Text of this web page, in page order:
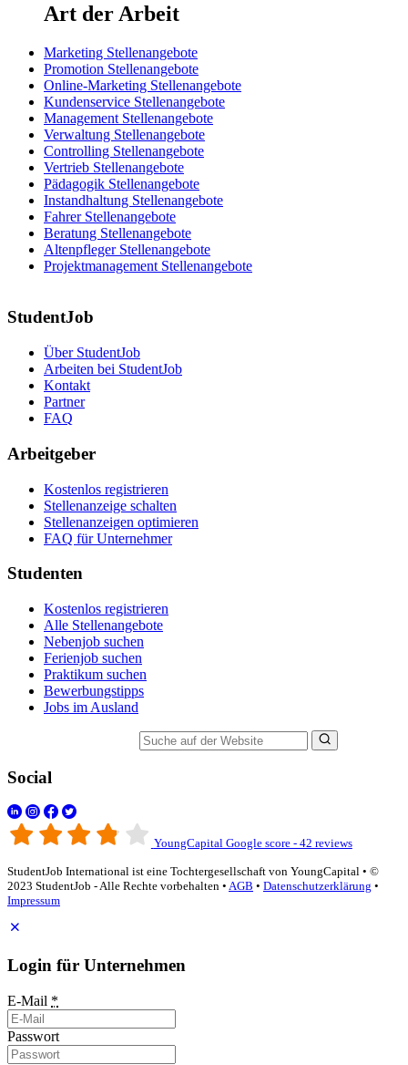
Art der Arbeit
Marketing Stellenangebote
Promotion Stellenangebote
Online-Marketing Stellenangebote
Kundenservice Stellenangebote
Management Stellenangebote
Verwaltung Stellenangebote
Controlling Stellenangebote
Vertrieb Stellenangebote
Pädagogik Stellenangebote
Instandhaltung Stellenangebote
Fahrer Stellenangebote
Beratung Stellenangebote
Altenpfleger Stellenangebote
Projektmanagement Stellenangebote
StudentJob
Über StudentJob
Arbeiten bei StudentJob
Kontakt
Partner
FAQ
Arbeitgeber
Kostenlos registrieren
Stellenanzeige schalten
Stellenanzeigen optimieren
FAQ für Unternehmer
Studenten
Kostenlos registrieren
Alle Stellenangebote
Nebenjob suchen
Ferienjob suchen
Praktikum suchen
Bewerbungstipps
Jobs im Ausland
Social
YoungCapital Google score - 42 reviews
StudentJob International ist eine Tochtergesellschaft von YoungCapital • ©
2023 StudentJob - Alle Rechte vorbehalten • AGB • Datenschutzerklärung •
Impressum
Login für Unternehmen
E-Mail *
Passwort